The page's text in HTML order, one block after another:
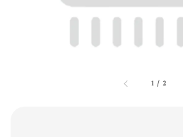
1 / 2